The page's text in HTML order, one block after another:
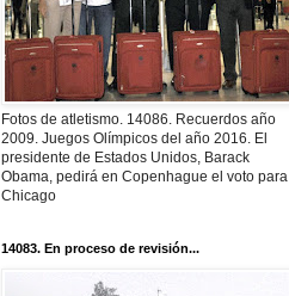
Fotos de atletismo. 14086. Recuerdos año
2009. Juegos Olímpicos del año 2016. El
presidente de Estados Unidos, Barack
Obama, pedirá en Copenhague el voto para
Chicago
14083. En proceso de revisión...